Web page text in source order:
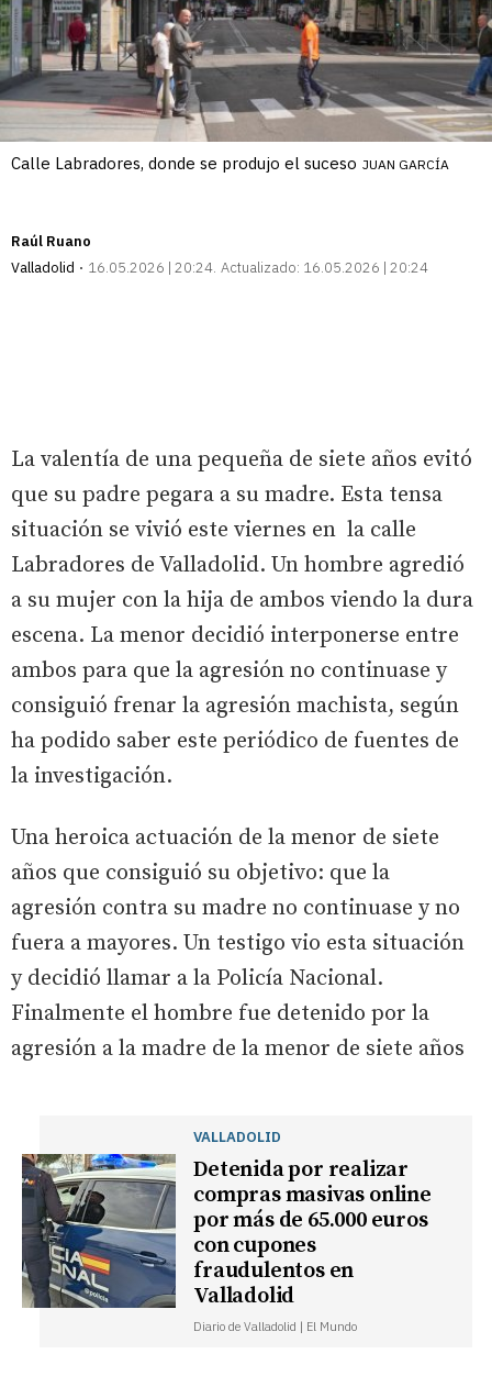
Calle Labradores, donde se produjo el suceso JUAN GARCÍA
Raúl Ruano
Valladolid
16.05.2026 | 20:24 Actualizado: 16.05.2026 | 20:24
La valentía de una pequeña de siete años evitó
que su padre pegara a su madre. Esta tensa
situación se vivió este viernes en la calle
Labradores de Valladolid. Un hombre agredió
a su mujer con la hija de ambos viendo la dura
escena. La menor decidió interponerse entre
ambos para que la agresión no continuase y
consiguió frenar la agresión machista, según
ha podido saber este periódico de fuentes de
la investigación.
Una heroica actuación de la menor de siete
años que consiguió su objetivo: que la
agresión contra su madre no continuase y no
fuera a mayores. Un testigo vio esta situación
y decidió llamar a la Policía Nacional.
Finalmente el hombre fue detenido por la
agresión a la madre de la menor de siete años
VALLADOLID
Detenida por realizar
compras masivas online
por más de 65.000 euros
con cupones
fraudulentos en
Valladolid
Diario de Valladolid | El Mundo